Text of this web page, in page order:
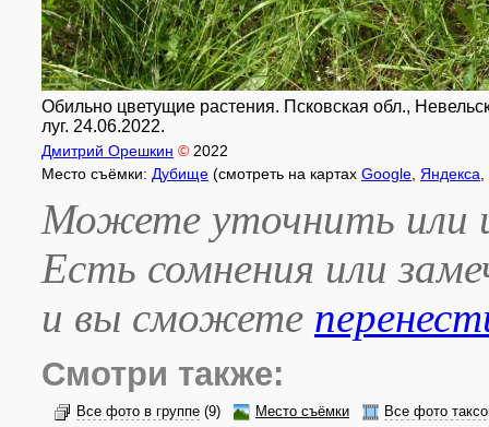
Обильно цветущие растения. Псковская обл.,
луг. 24.06.2022.
Дмитрий Орешкин © 2022
Место съёмки: Дубище (смотреть на картах Google Яндекса
Можете уточнить или
Есть сомнения или
и вы сможете
Смотри также:
Все фото в группе (9) Место съёмки
Все фото